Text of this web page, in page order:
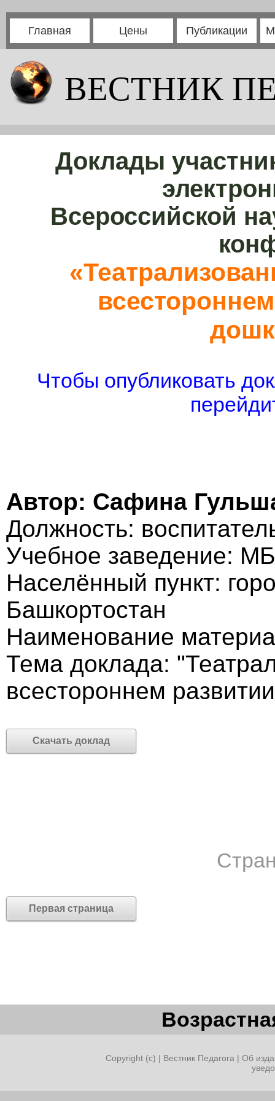
Главная Цены Публикации
ВЕСТНИК
Доклады
Всероссийской
Чтобы опубликовать
Автор: Сафина
Должность:
Учебное заведение:
Населённый пункт:
Башкортостан
Наименование
Тема доклада:
всестороннем
Скачать доклад
Первая страница
Copyright (c) | Вестник Педагога | Об